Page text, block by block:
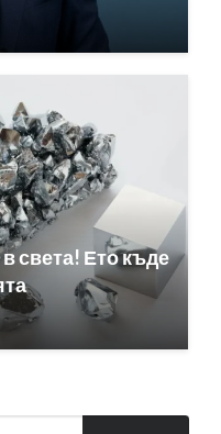
света! Ето къде